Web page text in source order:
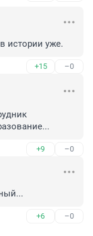
истории уже.
+15 –0
+9 –0
+6 –0